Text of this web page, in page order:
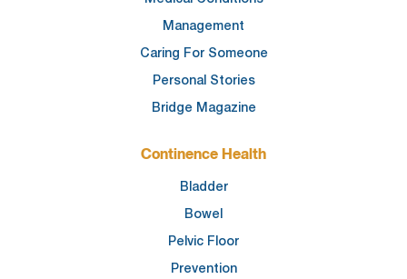
Management
Caring For Someone
Personal Stories
Bridge Magazine
Continence Health
Bladder
Bowel
Pelvic Floor
Prevention